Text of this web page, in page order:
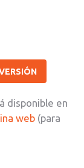
disponible en
web (para